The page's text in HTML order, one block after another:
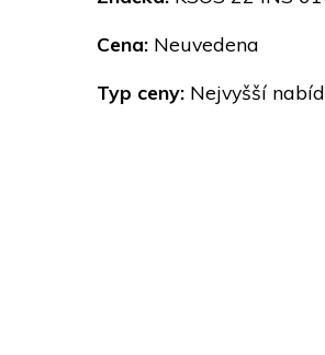
Cena: Neuvedena
Typ ceny: Nejvyšší